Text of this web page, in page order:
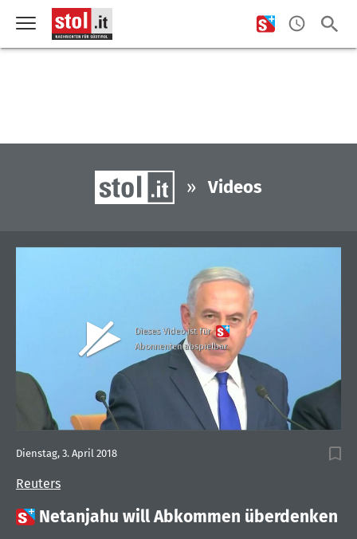
» Videos
Dieses Video ist für
Abonnenten abspielbar
Reuters
Dienstag, 3. April 2018
 Netanjahu will Abkommen überdenken